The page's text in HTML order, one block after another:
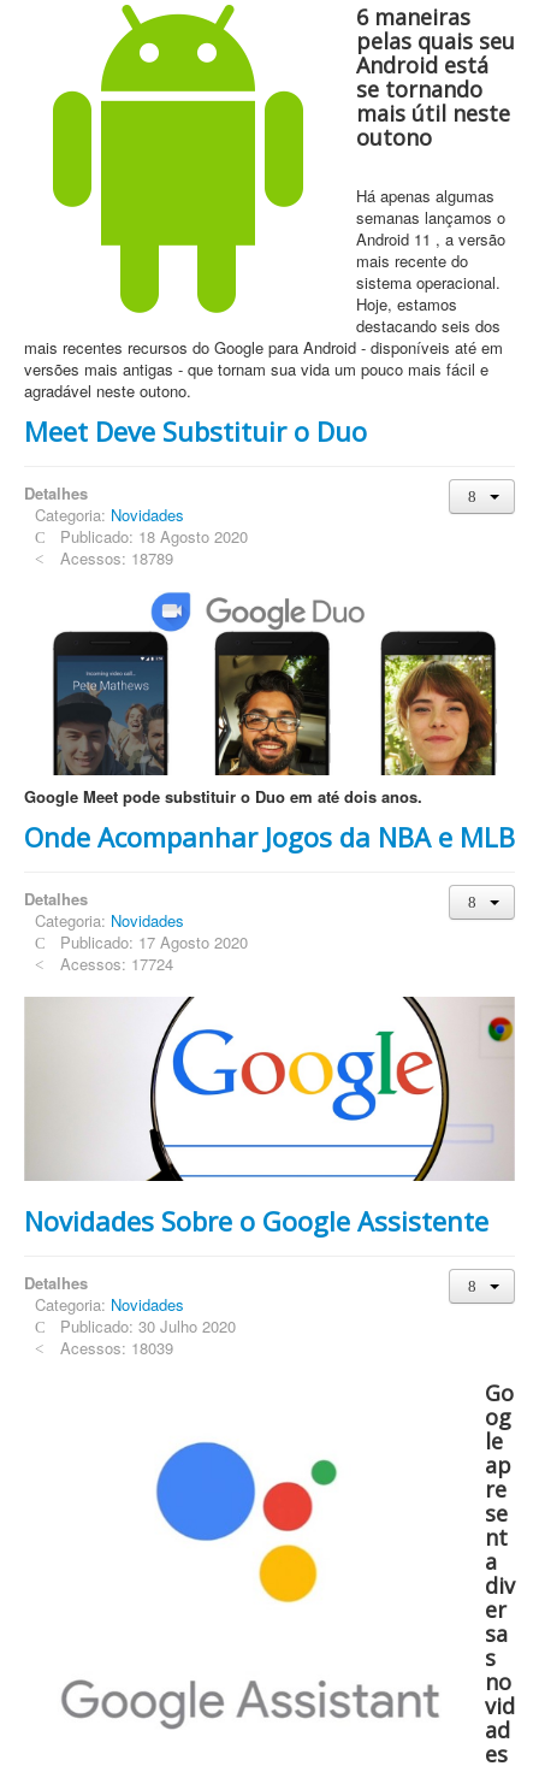
6 maneiras
pelas quais seu
Android está
se tornando
mais útil neste
outono
Há apenas algumas
semanas lançamos o
Android 11 , a versão
mais recente do
sistema operacional.
Hoje, estamos
destacando seis dos
mais recentes recursos do Google para Android - disponíveis até em
versões mais antigas - que tornam sua vida um pouco mais fácil e
agradável neste outono.
Meet Deve Substituir o Duo
Detalhes
Categoria: Novidades
Publicado: 18 Agosto 2020
Acessos: 18789
Google Meet pode substituir o Duo em até dois anos.
Onde Acompanhar Jogos da NBA e MLB
Detalhes
Categoria: Novidades
Publicado: 17 Agosto 2020
Acessos: 17724
Novidades Sobre o Google Assistente
Detalhes
Categoria: Novidades
Publicado: 30 Julho 2020
Acessos: 18039
Go
og
le
ap
re
se
nt
a
div
er
sa
s
no
vid
ad
es